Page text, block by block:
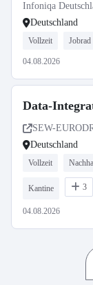
Infoniqa
Deutschland
Vollzeit Jobrad
04.08.2026
Data-
SEW-
Deutschland
Vollzeit
Kantine 3
04.08.2026